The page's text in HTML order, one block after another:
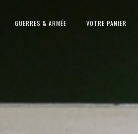
GUERRES & ARMÉE VOTRE PANIER